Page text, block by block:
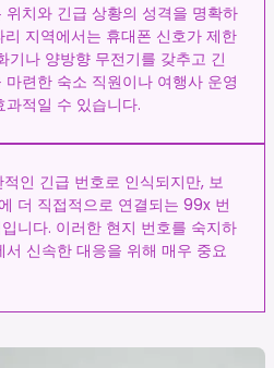
치와 긴급 상황의 성격을 명확하
지역에서는 휴대폰 신호가 제한
기나 양방향 무전기를 갖추고 긴
련한 숙소 직원이나 여행사 운영
적일 수 있습니다.
인 긴급 번호로 인식되지만, 보
더 직접적으로 연결되는 99x 번
니다. 이러한 현지 번호를 숙지하
신속한 대응을 위해 매우 중요